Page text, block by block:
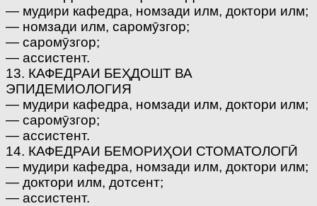
— мудири кафедра, номзади илм, доктори илм;
— номзади илм, саромӯзгор;
— саромӯзгор;
— ассистент.
13. КАФЕДРАИ БЕҲДОШТ ВА
ЭПИДЕМИОЛОГИЯ
— мудири кафедра, номзади илм, доктори илм;
— саромӯзгор;
— ассистент.
14. КАФЕДРАИ БЕМОРИҲОИ СТОМАТОЛОГӢ
— мудири кафедра, номзади илм, доктори илм;
— доктори илм, дотсент;
— ассистент.